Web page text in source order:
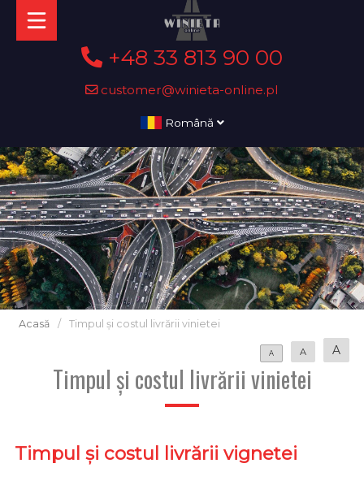
+48 33 813 90 00
customer@winieta-online.pl
Română
Acasă / Timpul și costul livrării vinietei
A A A
Timpul și costul livrării vinietei
Timpul și costul livrării vignetei